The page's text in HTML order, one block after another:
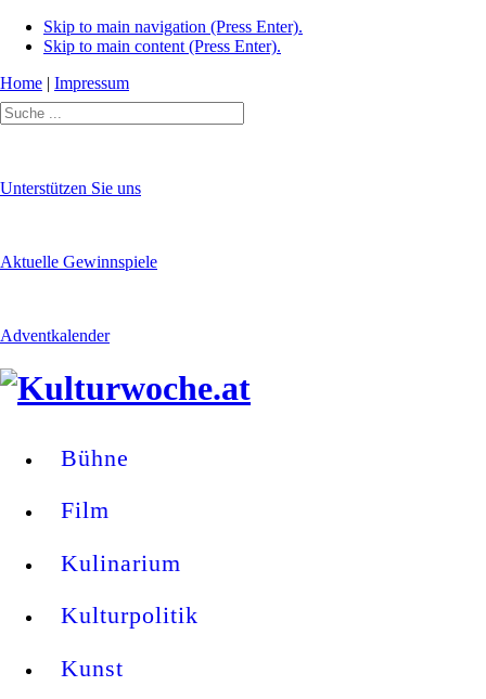
Skip to main navigation (Press Enter).
Skip to main content (Press Enter).
Home | Impressum
Unterstützen Sie uns
Aktuelle Gewinnspiele
Adventkalender
Bühne
Film
Kulinarium
Kulturpolitik
Kunst